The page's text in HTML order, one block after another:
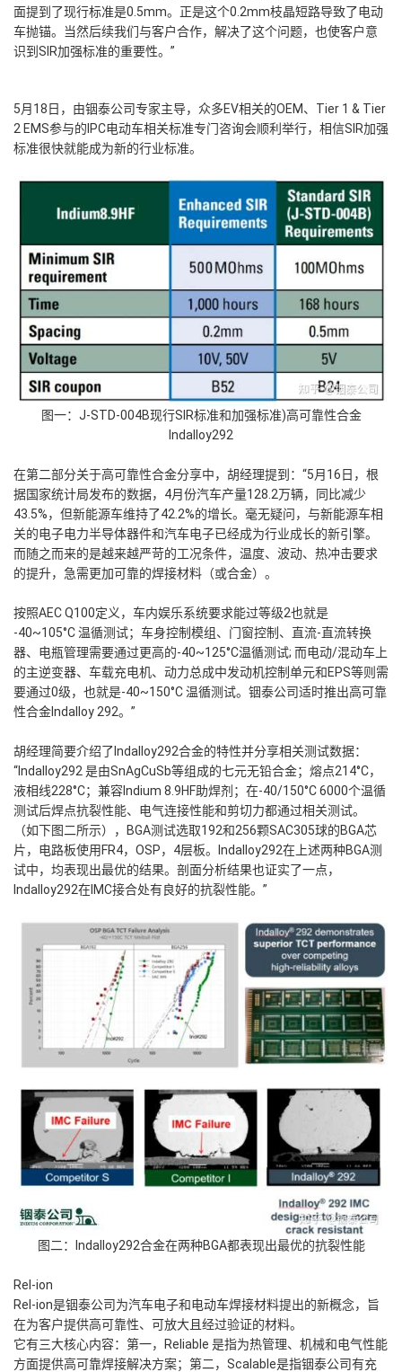
面提到了现行标准是0.5mm。正是这个0.2mm枝晶短路导致了电动
车抛锚。当然后续我们与客户合作，解决了这个问题，也使客户意
识到SIR加强标准的重要性。”
5月18日，由铟泰公司专家主导，众多EV相关的OEM、Tier 1 & Tier
2 EMS参与的IPC电动车相关标准专门咨询会顺利举行，相信SIR加强
标准很快就能成为新的行业标准。
图一：J-STD-004B现行SIR标准和加强标准)高可靠性合金
Indalloy292
在第二部分关于高可靠性合金分享中，胡经理提到：“5月16日，根
据国家统计局发布的数据，4月份汽车产量128.2万辆，同比减少
43.5%，但新能源车维持了42.2%的增长。毫无疑问，与新能源车相
关的电子电力半导体器件和汽车电子已经成为行业成长的新引擎。
而随之而来的是越来越严苛的工况条件，温度、波动、热冲击要求
的提升，急需更加可靠的焊接材料（或合金）。
按照AEC Q100定义，车内娱乐系统要求能过等级2也就是
-40~105°C 温循测试；车身控制模组、门窗控制、直流-直流转换
器、电瓶管理需要通过更高的-40~125°C温循测试; 而电动/混动车上
的主逆变器、车载充电机、动力总成中发动机控制单元和EPS等则需
要通过0级，也就是-40~150°C 温循测试。铟泰公司适时推出高可靠
性合金Indalloy 292。”
胡经理简要介绍了Indalloy292合金的特性并分享相关测试数据：
“Indalloy292 是由SnAgCuSb等组成的七元无铅合金；熔点214°C，
液相线228°C；兼容Indium 8.9HF助焊剂；在-40/150°C 6000个温循
测试后焊点抗裂性能、电气连接性能和剪切力都通过相关测试。
（如下图二所示），BGA测试选取192和256颗SAC305球的BGA芯
片，电路板使用FR4，OSP，4层板。Indalloy292在上述两种BGA测
试中，均表现出最优的结果。 剖面分析结果也证实了一点，
Indalloy292在IMC接合处有良好的抗裂性能。”
图二：Indalloy292合金在两种BGA都表现出最优的抗裂性能
Rel-ion
Rel-ion是铟泰公司为汽车电子和电动车焊接材料提出的新概念，旨
在为客户提供高可靠性、可放大且经过验证的材料。
它有三大核心内容：第一，Reliable 是指为热管理、机械和电气性能
方面提供高可靠焊接解决方案；第二，Scalable是指铟泰公司有充